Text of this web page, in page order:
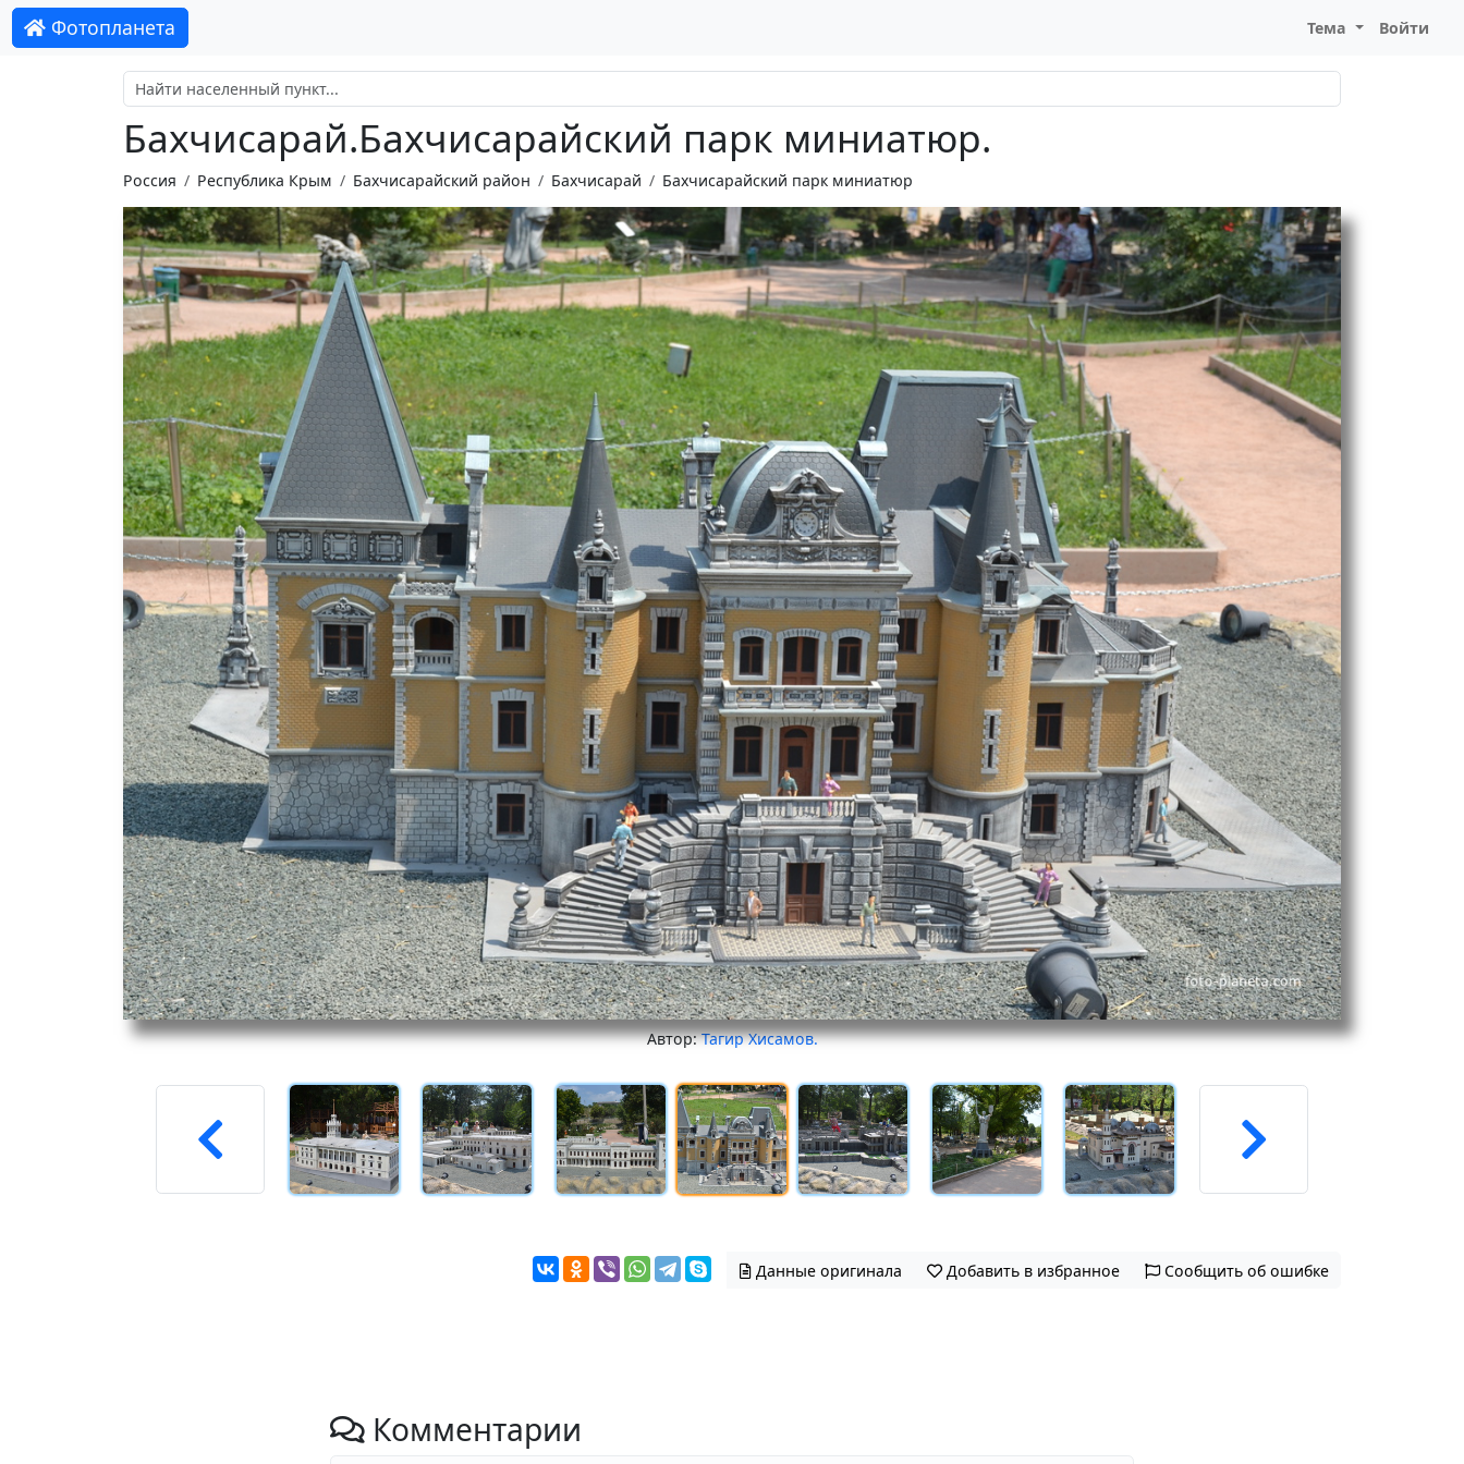
Фотопланета Тема Войти
Бахчисарай.Бахчисарайский парк миниатюр.
Россия Республика Крым Бахчисарайский район Бахчисарай Бахчисарайский парк миниатюр
Автор:Тагир Хисамов.
Данные оригинала Добавить в избранное Сообщить об ошибке
Комментарии